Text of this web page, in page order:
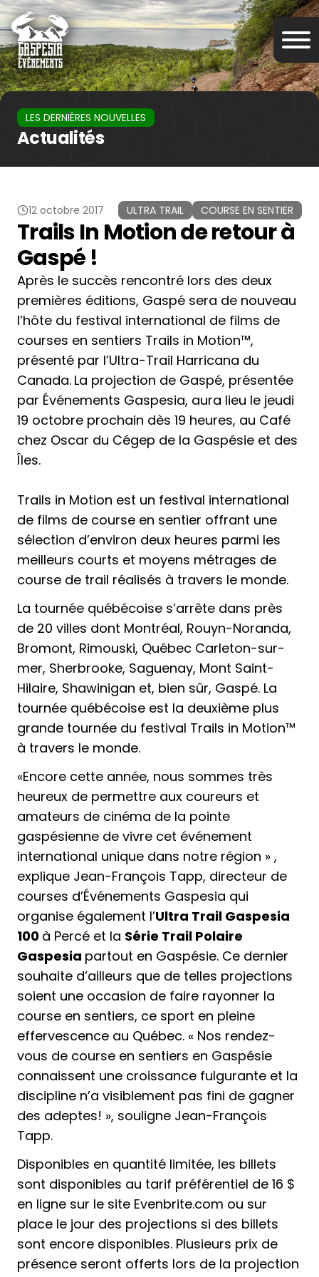
LES DERNIÈRES NOUVELLES
Actualités
12 octobre 2017 ULTRA TRAIL COURSE EN SENTIER
Trails In Motion de retour à
Gaspé !
Après le succès rencontré lors des deux
premières éditions, Gaspé sera de nouveau
l’hôte du festival international de films de
courses en sentiers Trails in Motion™,
présenté par l’Ultra-Trail Harricana du
Canada. La projection de Gaspé, présentée
par Événements Gaspesia, aura lieu le jeudi
19 octobre prochain dès 19 heures, au Café
chez Oscar du Cégep de la Gaspésie et des
Îles.
Trails in Motion est un festival international
de films de course en sentier offrant une
sélection d’environ deux heures parmi les
meilleurs courts et moyens métrages de
course de trail réalisés à travers le monde.
La tournée québécoise s’arrête dans près
de 20 villes dont Montréal, Rouyn-Noranda,
Bromont, Rimouski, Québec Carleton-sur-
mer, Sherbrooke, Saguenay, Mont Saint-
Hilaire, Shawinigan et, bien sûr, Gaspé. La
tournée québécoise est la deuxième plus
grande tournée du festival Trails in Motion™
à travers le monde.
«Encore cette année, nous sommes très
heureux de permettre aux coureurs et
amateurs de cinéma de la pointe
gaspésienne de vivre cet événement
international unique dans notre région » ,
explique Jean-François Tapp, directeur de
courses d’Événements Gaspesia qui
organise également l’Ultra Trail Gaspesia
100 à Percé et la Série Trail Polaire
Gaspesia partout en Gaspésie. Ce dernier
souhaite d’ailleurs que de telles projections
soient une occasion de faire rayonner la
course en sentiers, ce sport en pleine
effervescence au Québec. « Nos rendez-
vous de course en sentiers en Gaspésie
connaissent une croissance fulgurante et la
discipline n’a visiblement pas fini de gagner
des adeptes! », souligne Jean-François
Tapp.
Disponibles en quantité limitée, les billets
sont disponibles au tarif préférentiel de 16 $
en ligne sur le site Evenbrite.com ou sur
place le jour des projections si des billets
sont encore disponibles. Plusieurs prix de
présence seront offerts lors de la projection